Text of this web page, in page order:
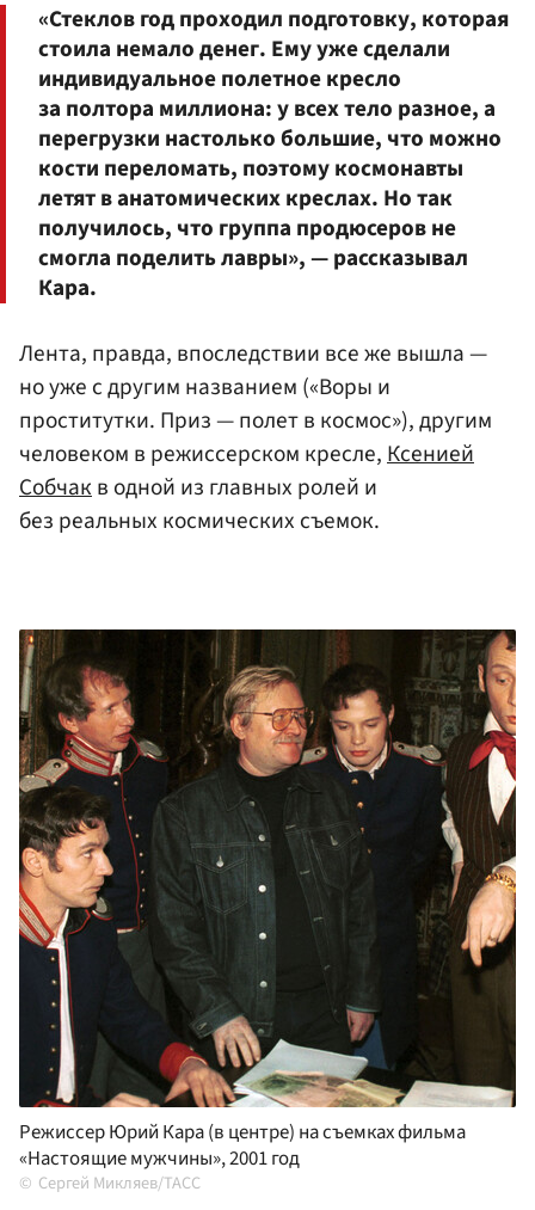
«Стеклов год проходил подготовку, которая
стоила немало денег. Ему уже сделали
индивидуальное полетное кресло
за полтора миллиона: у всех тело разное, а
перегрузки настолько большие, что можно
кости переломать, поэтому космонавты
летят в анатомических креслах. Но так
получилось, что группа продюсеров не
смогла поделить лавры», — рассказывал
Кара.
Лента, правда, впоследствии все же вышла —
но уже с другим названием («Воры и
проститутки. Приз — полет в космос»), другим
человеком в режиссерском кресле,Ксенией
Собчакв одной из главных ролей и
без реальных космических съемок.
Режиссер Юрий Кара (в центре) на съемках фильма
«Настоящие мужчины», 2001 год
Сергей Микляев/ТАСС